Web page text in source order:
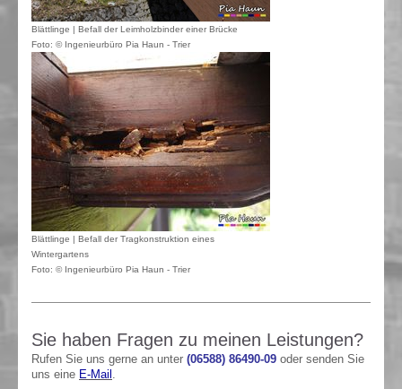
Blättlinge | Befall der Leimholzbinder einer Brücke
Foto: © Ingenieurbüro Pia Haun - Trier
Blättlinge | Befall der Tragkonstruktion eines
Wintergartens
Foto: © Ingenieurbüro Pia Haun - Trier
Sie haben Fragen zu meinen Leistungen?
Rufen Sie uns gerne an unter (06588) 86490-09 oder senden Sie
uns eine E-Mail .